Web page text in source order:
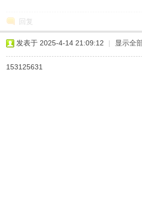
回复
发表于 2025-4-14 21:09:12 | 显示全
153125631